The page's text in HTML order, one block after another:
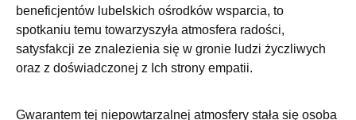
beneficjentów lubelskich ośrodków wsparcia, to
spotkaniu temu towarzyszyła atmosfera radości,
satysfakcji ze znalezienia się w gronie ludzi życzliwych
oraz z doświadczonej z Ich strony empatii.
Gwarantem tej niepowtarzalnej atmosfery stała się osoba